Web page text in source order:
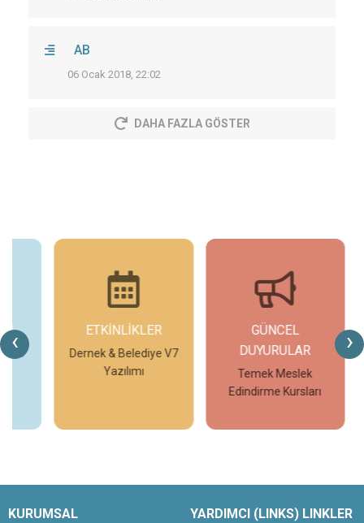
AB
06 Ocak 2018, 22:02
DAHA FAZLA GÖSTER
‹ ›
ETKİNLİKLER
Dernek & Belediye V7
Yazılımı
GÜNCEL
DUYURULAR
Temek Meslek
Edindirme Kursları
KURUMSAL YARDIMCI (LINKS) LINKLER